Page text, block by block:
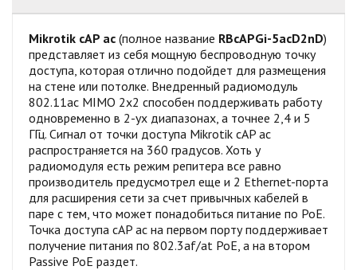
Mikrotik cAP ac (полное название RBcAPGi-5acD2nD)
представляет из себя мощную беспроводную точку
доступа, которая отлично подойдет для размещения
на стене или потолке. Внедренный радиомодуль
802.11ac MIMO 2х2 способен поддерживать работу
одновременно в 2-ух диапазонах, а точнее 2,4 и 5
ГГц. Сигнал от точки доступа Mikrotik cAP ac
распространяется на 360 градусов. Хоть у
радиомодуля есть режим репитера все равно
производитель предусмотрел еще и 2 Ethernet-порта
для расширения сети за счет привычных кабелей в
паре с тем, что может понадобиться питание по PoE.
Точка доступа cAP ac на первом порту поддерживает
получение питания по 802.3af/at PoE, а на втором
Passive PoE раздет.